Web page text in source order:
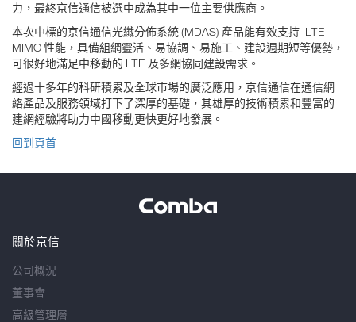
力，最終京信通信被選中成為其中一位主要供應商。
本次中標的京信通信光纖分佈系統 (MDAS) 產品能有效支持 LTE
MIMO 性能，具備組網靈活、易協調、易施工、建設週期短等優勢，
可很好地滿足中移動的 LTE 及多網協同建設需求。
經過十多年的科研積累及全球市場的廣泛應用，京信通信在通信網
絡產品及服務領域打下了深厚的基礎，其雄厚的技術積累和豐富的
建網經驗將助力中國移動更快更好地發展。
回到頁首
關於京信
公司概況
董事會
高級管理層